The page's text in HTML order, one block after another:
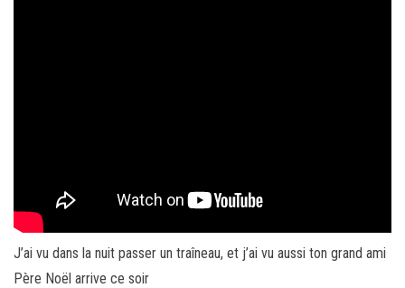
J’ai vu dans la nuit passer un traîneau, et j’ai vu aussi ton grand ami
Père Noël arrive ce soir